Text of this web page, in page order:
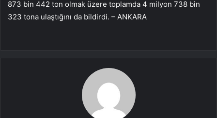
873 bin 442 ton olmak üzere toplamda 4 milyon 738 bin
323 tona ulaştığını da bildirdi. – ANKARA